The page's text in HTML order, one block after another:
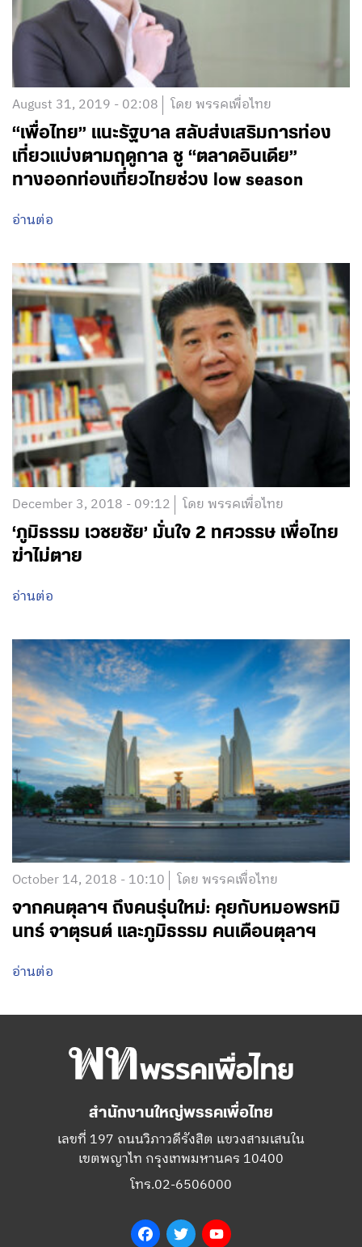
August 31, 2019 - 02:08 โดย พรรคเพื่อไทย
“เพื่อไทย” แนะรัฐบาล สลับส่งเสริมการท่อง
เที่ยวแบ่งตามฤดูกาล ชู “ตลาดอินเดีย”
ทางออกท่องเที่ยวไทยช่วง low season
อ่านต่อ
December 3, 2018 - 09:12 โดย พรรคเพื่อไทย
‘ภูมิธรรม เวชยชัย’ มั่นใจ 2 ทศวรรษ เพื่อไทย
ฆ่าไม่ตาย
อ่านต่อ
October 14, 2018 - 10:10 โดย พรรคเพื่อไทย
จากคนตุลาฯ ถึงคนรุ่นใหม่: คุยกับหมอพรหมิ
นทร์ จาตุรนต์ และภูมิธรรม คนเดือนตุลาฯ
อ่านต่อ
สำนักงานใหญ่พรรคเพื่อไทย
เลขที่ 197 ถนนวิภาวดีรังสิต แขวงสามเสนใน
เขตพญาไท กรุงเทพมหานคร 10400
โทร.02-6506000
FacebookTwitter